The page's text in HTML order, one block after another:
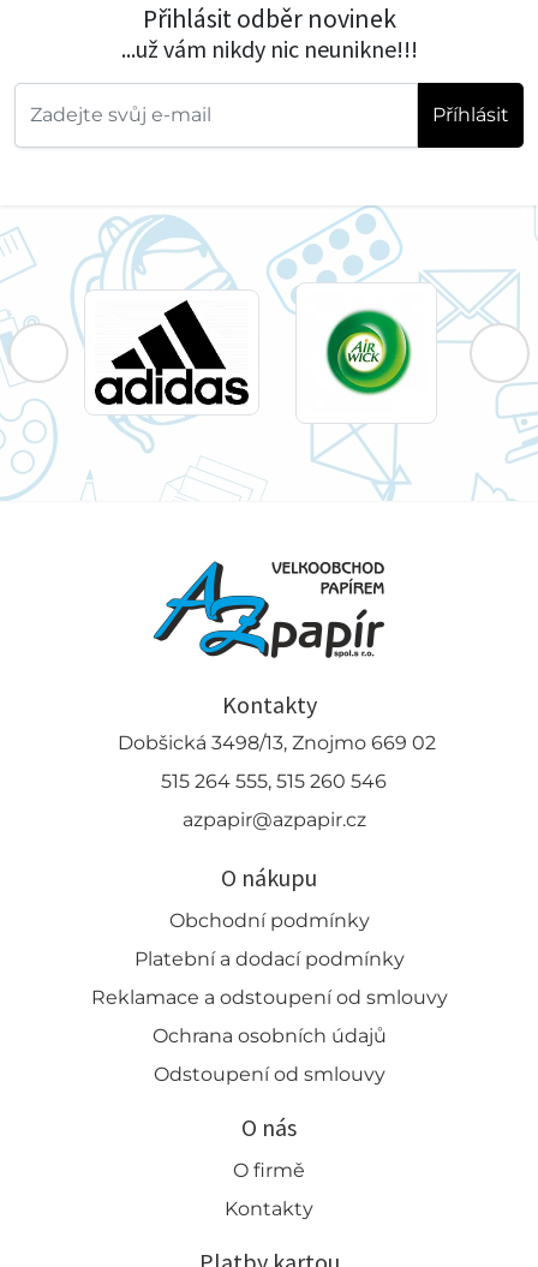
Přihlásit odběr novinek
...už vám nikdy nic neunikne!!!
Příhlásit
Kontakty
Dobšická 3498/13, Znojmo 669 02
515 264 555, 515 260 546
azpapir@azpapir.cz
O nákupu
Obchodní podmínky
Platební a dodací podmínky
Reklamace a odstoupení od smlouvy
Ochrana osobních údajů
Odstoupení od smlouvy
O nás
O firmě
Kontakty